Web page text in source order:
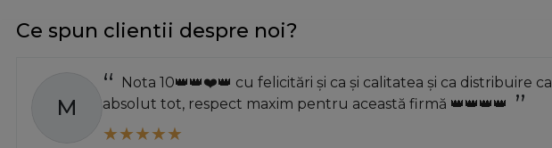
Separator longitudinal pentru traversa
Suport de farfurii
Unitate de antrenare
Ce spun clientii despre noi?
M
Nota 10👑👑❤️👑 cu felicitări și ca și calitatea și ca distribuire ca
absolut tot, respect maxim pentru această firmă 👑👑👑👑